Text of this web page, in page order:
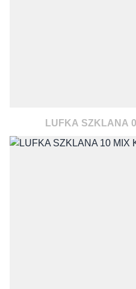
LUFKA SZKLANA